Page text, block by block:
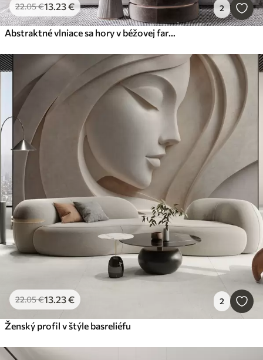
22.05€13.23€ 2
Abstraktné vlniace sa hory v béžovej farebnej škále v minimalistickom štýle
22.05€13.23€ 2
Ženský profil v štýle basreliéfu